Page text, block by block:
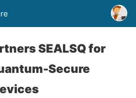
SEALSQ for
Secure